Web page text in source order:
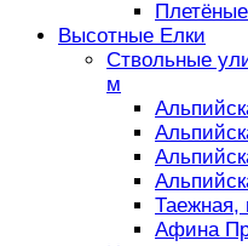
Высотные Елки
Ствольные
м
Таежная,
Афина